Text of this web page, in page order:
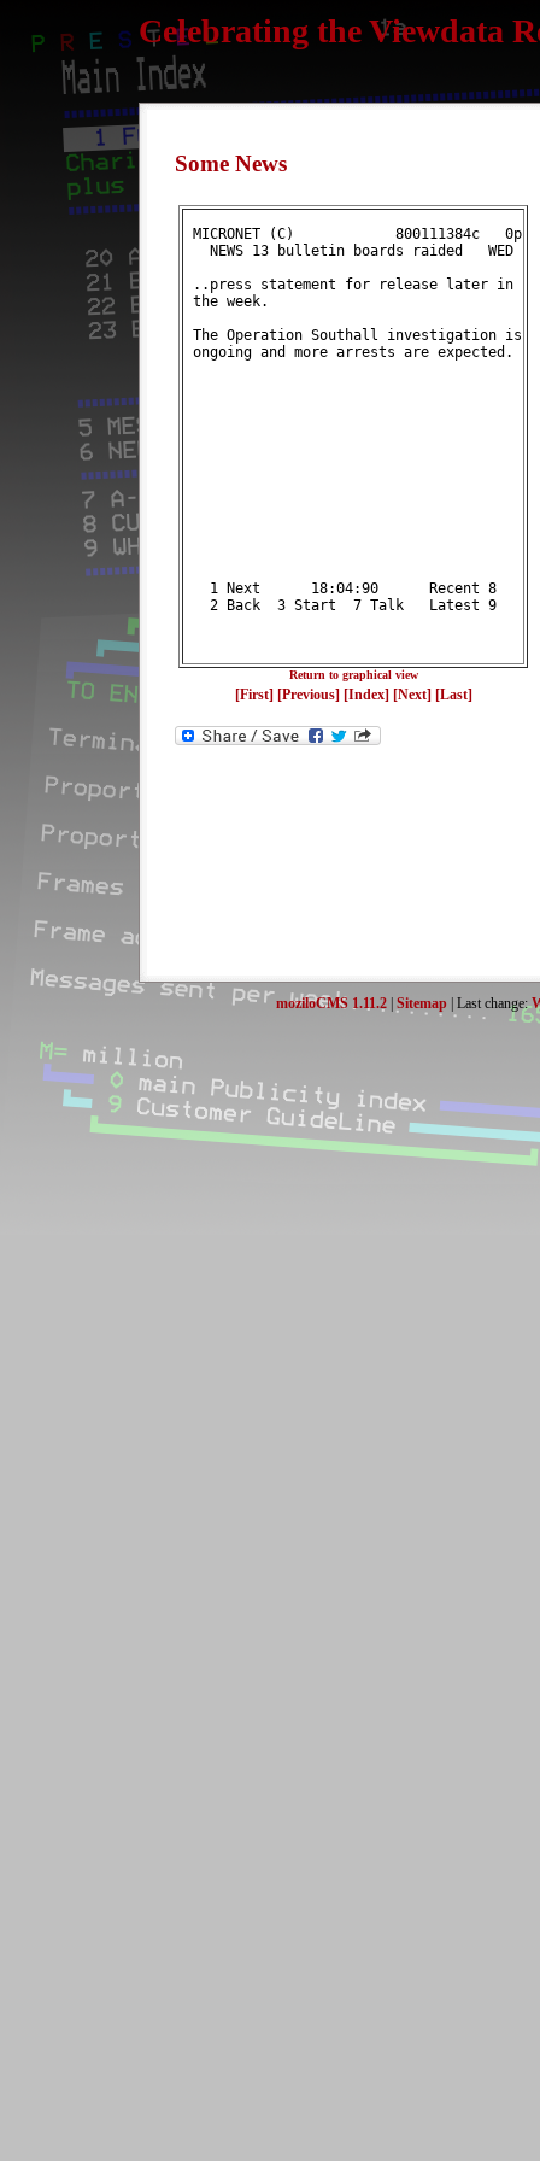
Celebrating the Viewdata
Some News
MICRONET (C)            800111384c   0p
NEWS 13 bulletin boards raided   WED
..press statement for release later in
the week.
The Operation Southall investigation is
ongoing and more arrests are expected.
1 Next      18:04:90      Recent 8
2 Back  3 Start  7 Talk   Latest 9
Return to graphical view
[First] [Previous] [Index] [Next] [Last]
moziloCMS 1.11.2 Sitemap | Last change: